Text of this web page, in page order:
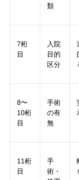
類
7桁
目
入院
目的
区分
8〜
10桁
目
手術
の有
無
11桁
目
手
術・